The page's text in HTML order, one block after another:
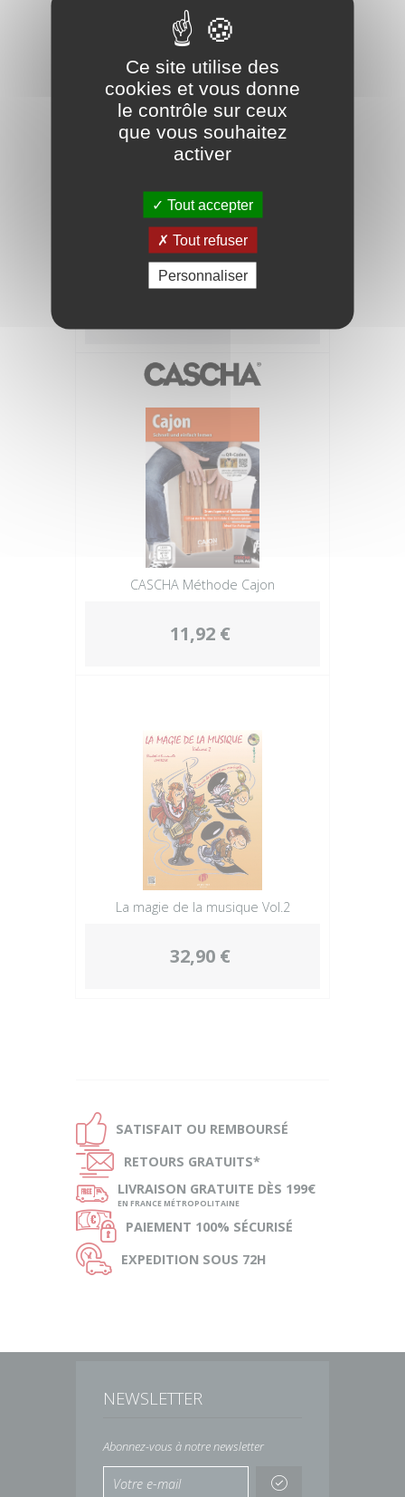
ChordBuddy - Pack Système
d'apprentissage de la Guitare
CASCHA Méthode Cajon
11,92 €
La magie de la musique Vol.2
32,90 €
Ð SATISFAIT OU REMBOURSÉ
Ñ RETOURS GRATUITS*
ø LIVRAISON GRATUITE DÈS 199€
EN FRANCE MÉTROPOLITAINE
Ø PAIEMENT 100% SÉCURISÉ
Ù EXPEDITION SOUS 72H
NEWSLETTER
Abonnez-vous à notre newsletter
Ce site utilise des
cookies et vous donne
le contrôle sur ceux
que vous souhaitez
activer
Tout accepter
Tout refuser
Personnaliser